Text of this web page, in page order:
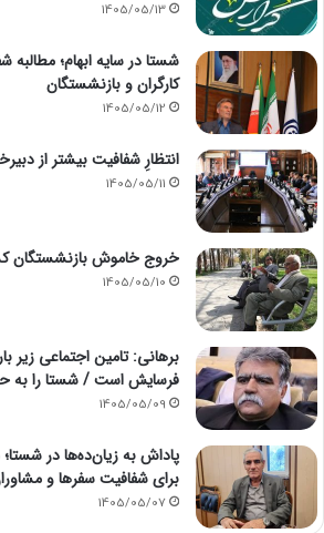
1405/05/13
شستا در سایه ابهام؛ مطالبه
کارگران و بازنشستگان
1405/05/12
انتظارِ شفافیت بیشتر از
1405/05/11
خروج خاموش بازنشستگان
1405/05/10
برهانی: تامین اجتماعی زیر
فرسایش است / شستا را به
1405/05/09
پاداش به زیان‌ده‌ها در
برای شفافیت سفرها و
1405/05/07